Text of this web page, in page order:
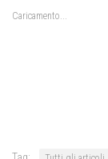
Caricamento...